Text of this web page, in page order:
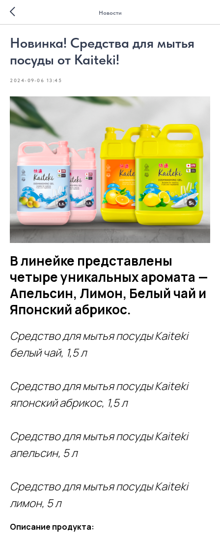
Новости
Новинка! Средства для мытья
посуды от Kaiteki!
2024-09-06 13:45
В линейке представлены
четыре уникальных аромата —
Апельсин, Лимон, Белый чай и
Японский абрикос.
Средство для мытья посуды Kaiteki
белый чай, 1,5 л
Средство для мытья посуды Kaiteki
японский абрикос, 1,5 л
Средство для мытья посуды Kaiteki
апельсин, 5 л
Средство для мытья посуды Kaiteki
лимон, 5 л
Описание продукта: